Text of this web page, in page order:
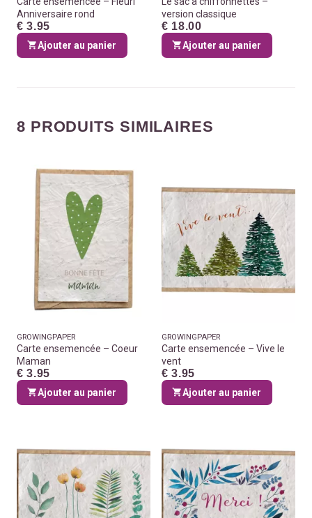
Anniversaire rond
€ 3.95
Ajouter au panier
version classique
€ 18.00
Ajouter au panier
8 PRODUITS SIMILAIRES
GROWINGPAPER
Carte ensemencée – Coeur
Maman
€ 3.95
Ajouter au panier
GROWINGPAPER
Carte ensemencée – Vive le
vent
€ 3.95
Ajouter au panier